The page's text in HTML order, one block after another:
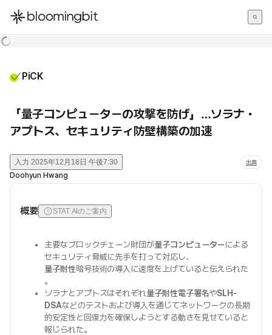
한국어
PiCK
「量子コンピューターの攻撃を防げ」…ソラナ・
アプトス、セキュリティ防壁構築の加速
入力 2025年12月18日 午後7:30 出典
Doohyun Hwang
概要 STAT AIのご案内
主要なブロックチェーン財団が量子コンピューターによる
セキュリティ脅威に先手を打って対応し、
量子耐性暗号技術の導入に速度を上げていると伝えられた
。
ソラナとアプトスはそれぞれ 量子耐性電子署名やSLH-
DSAなどのテストおよび導入を通じてネットワークの長期
的安定性と回復力を確保しようとする動きを見せていると
報じられた。